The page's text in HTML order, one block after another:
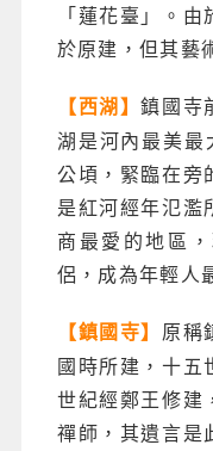
「蓮花臺」。
於原建，但其藝
【西湖】鎮國寺
湖是河內最美
公頃，緊臨在旁
是紅河經年氾濫
商最愛的地區
侶，成為年輕人
【鎮國寺】 原稱
國時所建，十五
世紀經鄭王修建
禪師，其遺言是